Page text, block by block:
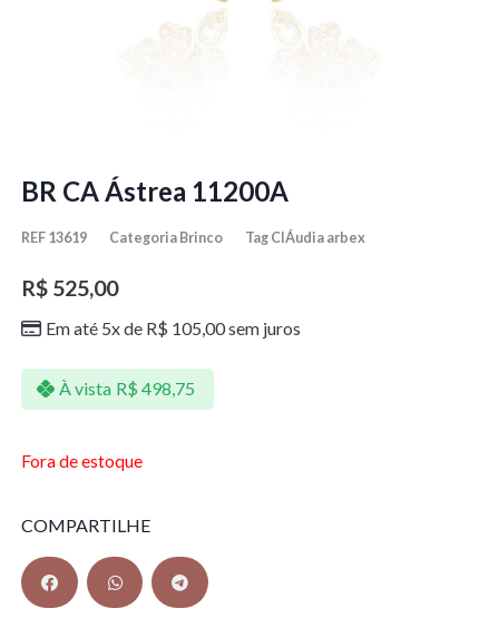
BR CA Ástrea 11200A
REF 13619 Categoria Brinco Tag ClÁudia arbex
R$525,00
Em até 5x de R$ 105,00sem juros
À vista R$ 498,75
Fora de estoque
COMPARTILHE